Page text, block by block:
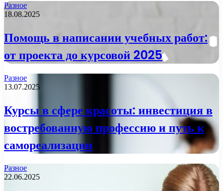
Разное
18.08.2025
Помощь в написании учебных работ:
от проекта до курсовой 2025
Разное
13.07.2025
Курсы в сфере красоты: инвестиция в
востребованную профессию и путь к
самореализации
Разное
22.06.2025